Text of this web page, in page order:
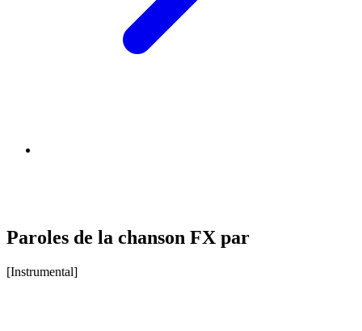
Paroles de la chanson FX par
[Instrumental]